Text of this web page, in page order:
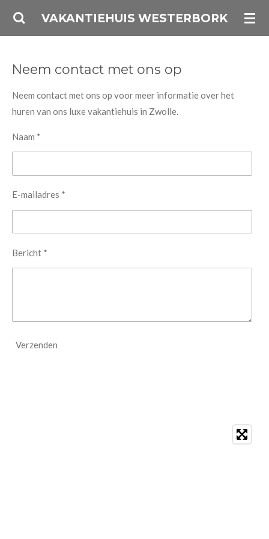
Ga
de
VAKANTIEHUIS WESTERBORK
Neem contact met ons op
Neem contact met ons op voor meer informatie over het
huren van ons luxe vakantiehuis in Zwolle.
Naam *
E-mailadres *
Bericht *
Verzenden